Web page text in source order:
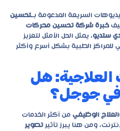
السريعة المدعومة بـتحسين
خبرة شركة تحسين محركات
، يمثل الحل الأمثل لتعزيز
للمراكز الطبية بشكل أسرع وأكثر
العلاجية: هل
في جوجل؟
العلاج الوظيفي من أكثر الخدمات
ومن هنا يبرز تأثير تصوير